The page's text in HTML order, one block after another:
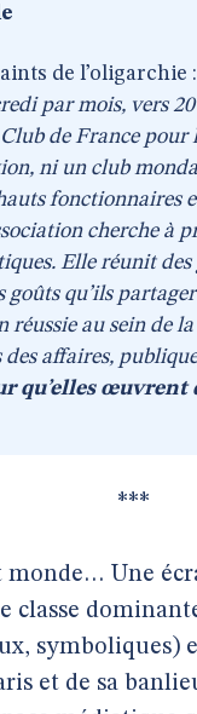
de l’oligarchie
par mois, vers
de France pour
ni un club
fonctionnaires
cherche à
Elle réunit
qu’ils
réussie au sein de
affaires,
qu’elles
***
Une
classe
symboliques)
et de sa